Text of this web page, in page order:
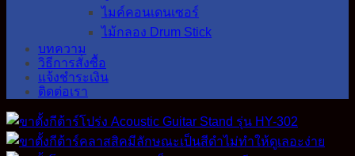
ไมค์คอนเดนเซอร์
ไม้กลอง Drum Stick
บทความ
วิธีการสั่งซื้อ
แจ้งชำระเงิน
ติดต่อเรา